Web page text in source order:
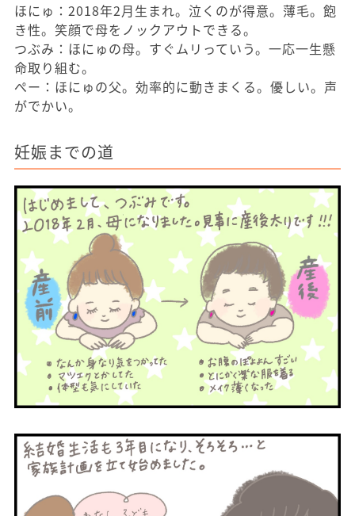
ほにゅ：2018年2月生まれ。泣くのが得意。薄毛。飽
き性。笑顔で母をノックアウトできる。
つぶみ：ほにゅの母。すぐムリっていう。一応一生懸
命取り組む。
ぺー：ほにゅの父。効率的に動きまくる。優しい。声
がでかい。
妊娠までの道